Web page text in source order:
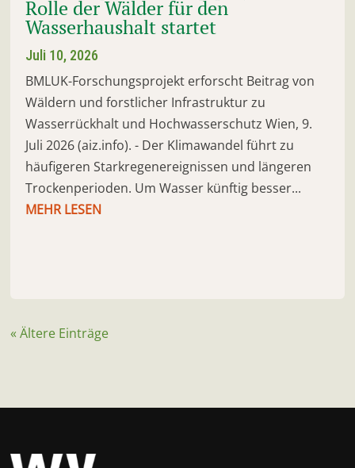
Rolle der Wälder für den
Wasserhaushalt startet
Juli 10, 2026
BMLUK-Forschungsprojekt erforscht Beitrag von
Wäldern und forstlicher Infrastruktur zu
Wasserrückhalt und Hochwasserschutz Wien, 9.
Juli 2026 (aiz.info). - Der Klimawandel führt zu
häufigeren Starkregenereignissen und längeren
Trockenperioden. Um Wasser künftig besser...
MEHR LESEN
« Ältere Einträge